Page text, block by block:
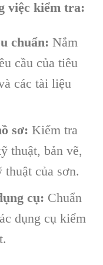
việc kiểm tra:
chuẩn: Nắm
cầu của tiêu
các tài liệu
sơ: Kiểm tra
thuật, bản vẽ,
thuật của sơn.
cụ: Chuẩn
dụng cụ kiểm